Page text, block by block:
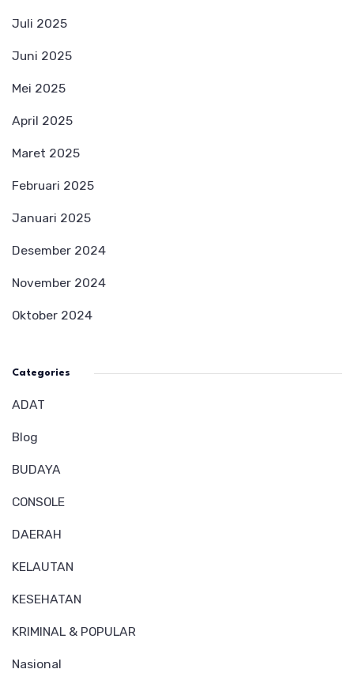
Juli 2025
Juni 2025
Mei 2025
April 2025
Maret 2025
Februari 2025
Januari 2025
Desember 2024
November 2024
Oktober 2024
Categories
ADAT
Blog
BUDAYA
CONSOLE
DAERAH
KELAUTAN
KESEHATAN
KRIMINAL & POPULAR
Nasional